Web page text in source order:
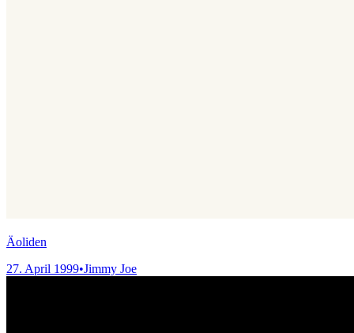
Äoliden
27. April 1999•Jimmy Joe